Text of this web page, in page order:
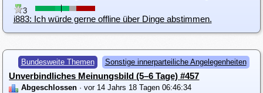
3
i883: Ich würde gerne offline über Dinge abstimmen.
Bundesweite Themen Sonstige innerparteiliche Angelegenheiten
Unverbindliches Meinungsbild (5–6 Tage) #457
Abgeschlossen · vor 14 Jahrs 18 Tagen 06:46:34